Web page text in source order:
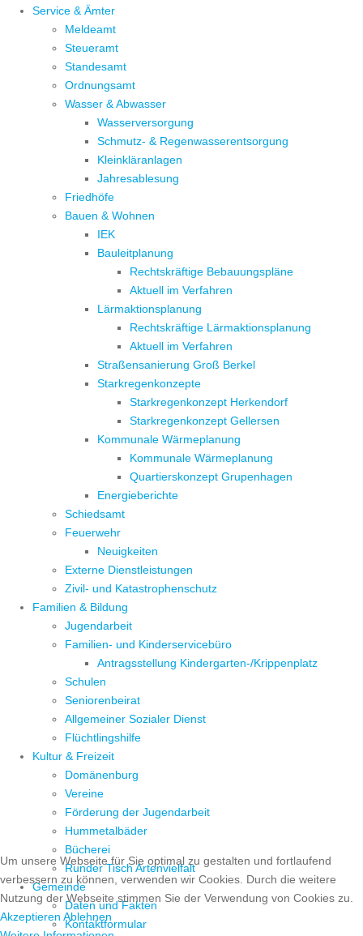
Service & Ämter
Meldeamt
Steueramt
Standesamt
Ordnungsamt
Wasser & Abwasser
Wasserversorgung
Schmutz- & Regenwasserentsorgung
Kleinkläranlagen
Jahresablesung
Friedhöfe
Bauen & Wohnen
IEK
Bauleitplanung
Rechtskräftige Bebauungspläne
Aktuell im Verfahren
Lärmaktionsplanung
Rechtskräftige Lärmaktionsplanung
Aktuell im Verfahren
Straßensanierung Groß Berkel
Starkregenkonzepte
Starkregenkonzept Herkendorf
Starkregenkonzept Gellersen
Kommunale Wärmeplanung
Kommunale Wärmeplanung
Quartierskonzept Grupenhagen
Energieberichte
Schiedsamt
Feuerwehr
Neuigkeiten
Externe Dienstleistungen
Zivil- und Katastrophenschutz
Familien & Bildung
Jugendarbeit
Familien- und Kinderservicebüro
Antragsstellung Kindergarten-/Krippenplatz
Schulen
Seniorenbeirat
Allgemeiner Sozialer Dienst
Flüchtlingshilfe
Kultur & Freizeit
Domänenburg
Vereine
Förderung der Jugendarbeit
Hummetalbäder
Bücherei
Runder Tisch Artenvielfalt
Gemeinde
Daten und Fakten
Kontaktformular
Um unsere Webseite für Sie optimal zu gestalten und fortlaufend
verbessern zu können, verwenden wir Cookies. Durch die weitere
Nutzung der Webseite stimmen Sie der Verwendung von Cookies zu.
Akzeptieren Ablehnen